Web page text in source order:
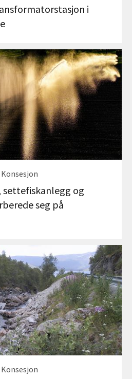
i
settefiskanlegg og
seg på